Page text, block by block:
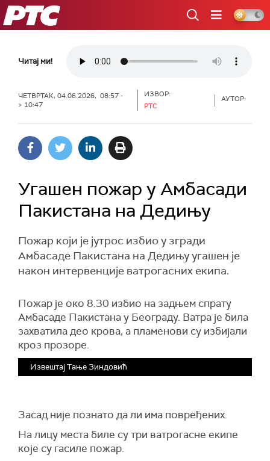
РТС
Читај ми!
ЧЕТВРТАК, 04.06.2026, 08:57 -
> 10:47
ИЗВОР:
РТС
АУТОР:
Угашен пожар у Амбасади
Пакистана на Дедињу
Пожар који је јутрос избио у згради
Aмбасаде Пакистана на Дедињу угашен је
након интервенције ватрогасних екипа.
Пожар је око 8.30 избио на задњем спрату
Амбасаде Пакистана у Београду. Ватра је била
захватила део крова, а пламенови су избијали
кроз прозоре.
Извештај Тање Зиндовић
Засад није познато да ли има повређених.
На лицу места биле су три ватрогасне екипе
које су гасиле пожар.